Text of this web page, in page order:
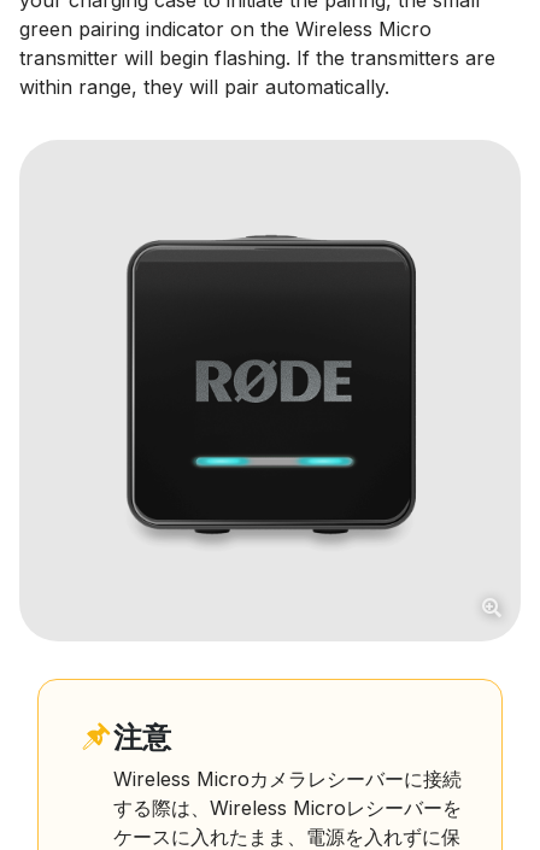
green pairing indicator on the Wireless Micro
transmitter will begin flashing. If the transmitters are
within range, they will pair automatically.
注意
Wireless Microカメラレシーバーに接続
する際は、Wireless Microレシーバーを
ケースに入れたまま、電源を入れずに保